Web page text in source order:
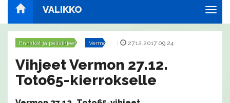
VALIKKO
Ennakot ja pelivihjeet Vermo 27.12.2017 09:24
Vihjeet Vermon 27.12.
Toto65-kierrokselle